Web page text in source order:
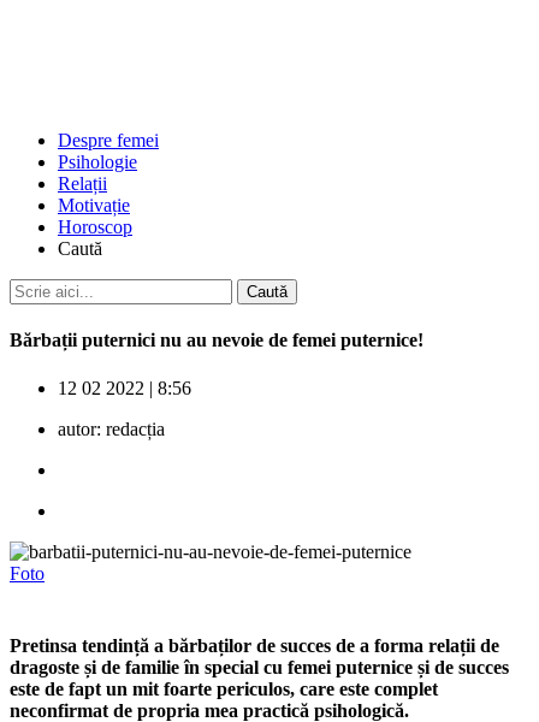
Despre femei
Psihologie
Relații
Motivație
Horoscop
Caută
Bărbații puternici nu au nevoie de femei puternice!
12 02 2022 | 8:56
autor: redacția
Foto
Pretinsa tendință a bărbaților de succes de a forma relații de
dragoste și de familie în special cu femei puternice și de succes
este de fapt un mit foarte periculos, care este complet
neconfirmat de propria mea practică psihologică.